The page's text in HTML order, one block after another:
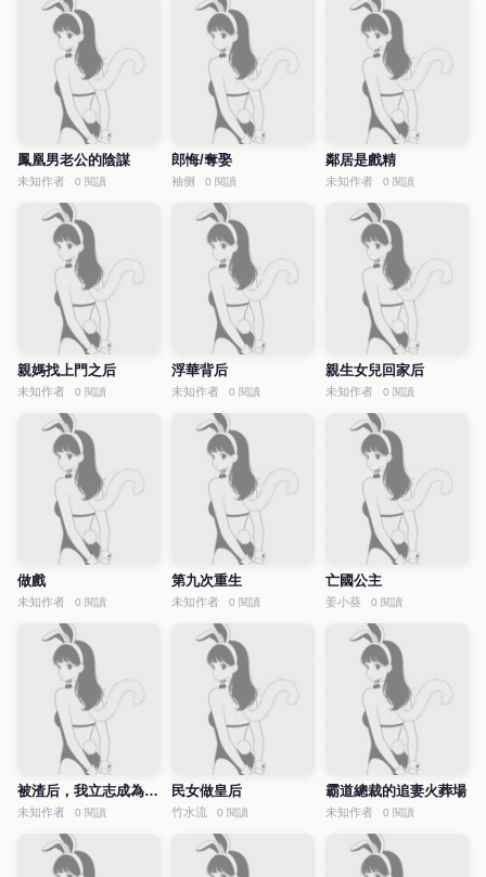
鳳凰男老公的陰謀
未知作者 0 閱讀
郎悔/奪娶
袖侧 0 閱讀
鄰居是戲精
未知作者 0 閱讀
親媽找上門之后
未知作者 0 閱讀
浮華背后
未知作者 0 閱讀
親生女兒回家后
未知作者 0 閱讀
做戲
未知作者 0 閱讀
第九次重生
未知作者 0 閱讀
亡國公主
姜小葵 0 閱讀
被渣后，我立志成為女海王
未知作者 0 閱讀
民女做皇后
竹水流 0 閱讀
霸道總裁的追妻火葬場
未知作者 0 閱讀